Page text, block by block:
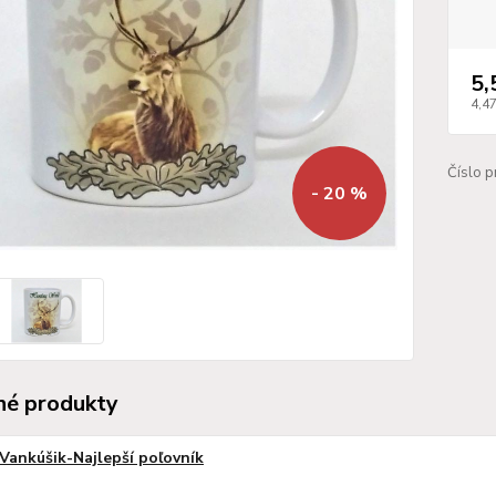
- 20 %
Číslo
produkty
Najlepší poľovník